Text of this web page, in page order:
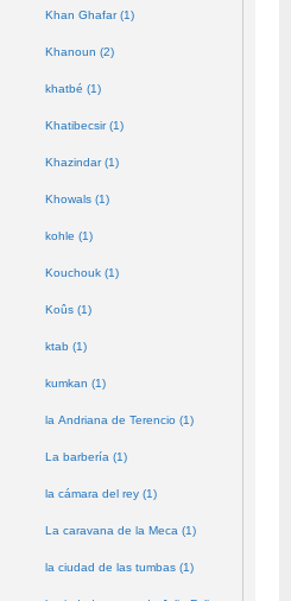
Khan Ghafar (1)
Khanoun (2)
khatbé (1)
Khatibecsir (1)
Khazindar (1)
Khowals (1)
kohle (1)
Kouchouk (1)
Koûs (1)
ktab (1)
kumkan (1)
la Andriana de Terencio (1)
La barbería (1)
la cámara del rey (1)
La caravana de la Meca (1)
la ciudad de las tumbas (1)